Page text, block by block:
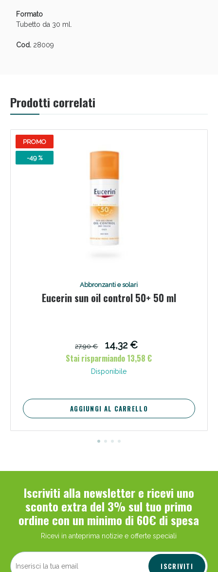
Formato
Tubetto da 30 ml.
Cod.28009
Prodotti correlati
PROMO
-49 %
Abbronzanti e solari
Eucerin sun oil control 50+ 50 ml
27,90 €
14,32 €
Stai risparmiando 13,58 €
Disponibile
AGGIUNGI AL CARRELLO
Iscriviti alla newsletter e ricevi uno
sconto extra del 3% sul tuo primo
ordine con un minimo di 60€ di spesa
Ricevi in anteprima notizie e offerte speciali
ISCRIVITI